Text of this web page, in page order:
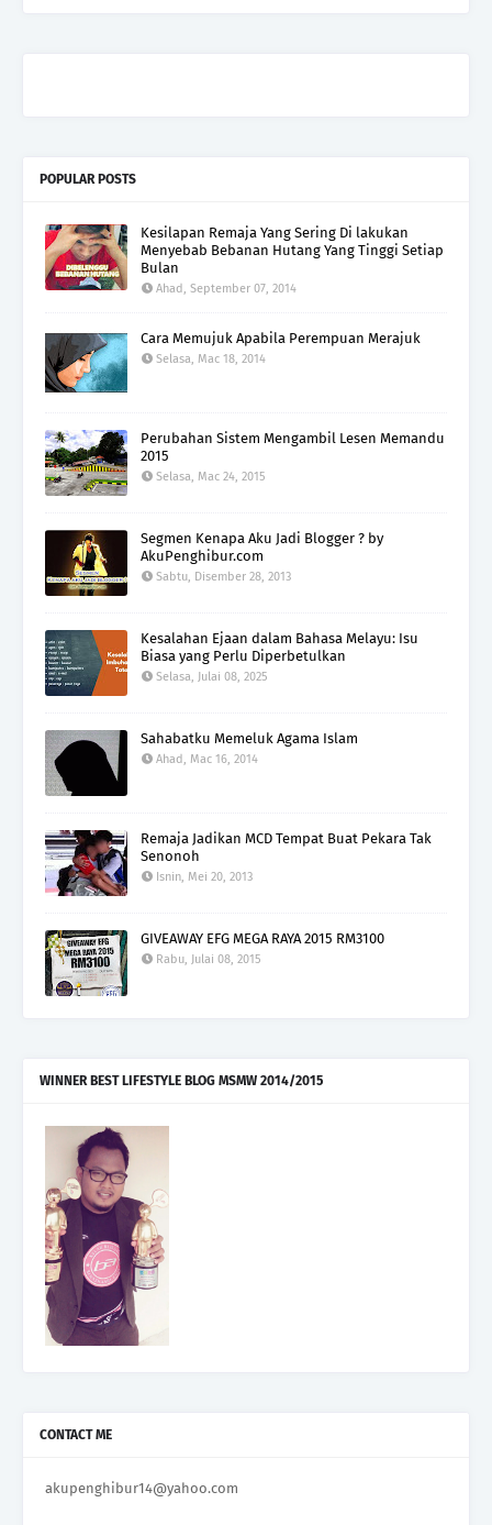
POPULAR POSTS
Kesilapan Remaja Yang Sering Di lakukan
Menyebab Bebanan Hutang Yang Tinggi Setiap
Bulan
Ahad, September 07, 2014
Cara Memujuk Apabila Perempuan Merajuk
Selasa, Mac 18, 2014
Perubahan Sistem Mengambil Lesen Memandu
2015
Selasa, Mac 24, 2015
Segmen Kenapa Aku Jadi Blogger ? by
AkuPenghibur.com
Sabtu, Disember 28, 2013
Kesalahan Ejaan dalam Bahasa Melayu: Isu
Biasa yang Perlu Diperbetulkan
Selasa, Julai 08, 2025
Sahabatku Memeluk Agama Islam
Ahad, Mac 16, 2014
Remaja Jadikan MCD Tempat Buat Pekara Tak
Senonoh
Isnin, Mei 20, 2013
GIVEAWAY EFG MEGA RAYA 2015 RM3100
Rabu, Julai 08, 2015
WINNER BEST LIFESTYLE BLOG MSMW 2014/2015
CONTACT ME
akupenghibur14@yahoo.com